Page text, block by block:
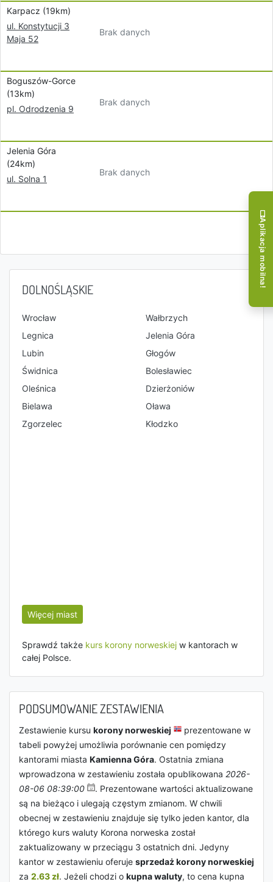
Karpacz (19km)
ul. Konstytucji 3
Maja 52
Brak danych
Boguszów-Gorce
(13km)
pl. Odrodzenia 9
Brak danych
Jelenia Góra
(24km)
ul. Solna 1
Brak danych
DOLNOŚLĄSKIE
Wrocław
Wałbrzych
Legnica
Jelenia Góra
Lubin
Głogów
Świdnica
Bolesławiec
Oleśnica
Dzierżoniów
Bielawa
Oława
Zgorzelec
Kłodzko
Więcej miast
Sprawdź także kurs korony norweskiej w kantorach w
całej Polsce.
PODSUMOWANIE ZESTAWIENIA
Zestawienie kursu korony norweskiej
prezentowane w
tabeli powyżej umożliwia porównanie cen pomiędzy
kantorami miasta Kamienna Góra. Ostatnia zmiana
wprowadzona w zestawieniu została opublikowana 2026-
08-06 08:39:00
. Prezentowane wartości aktualizowane
są na bieżąco i ulegają częstym zmianom. W chwili
obecnej w zestawieniu znajduje się tylko jeden kantor, dla
którego kurs waluty Korona norweska został
zaktualizowany w przeciągu 3 ostatnich dni. Jedyny
kantor w zestawieniu oferuje sprzedaż korony norweskiej
za 2.63 zł. Jeżeli chodzi o kupna waluty, to cena kupna
Aplikacja mobilna!